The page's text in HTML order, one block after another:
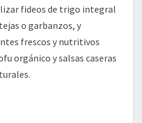
fideos de trigo integral
o garbanzos, y
frescos y nutritivos
orgánico y salsas caseras